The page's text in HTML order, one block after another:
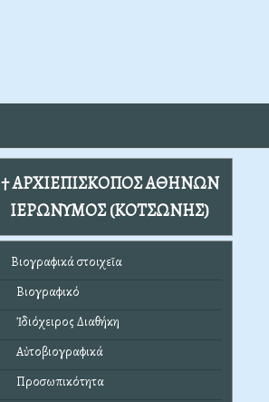
† ΑΡΧΙΕΠΙΣΚΟΠΟΣ ΑΘΗΝΩΝ
ΙΕΡΩΝΥΜΟΣ (ΚΟΤΣΩΝΗΣ)
Βιογραφικά στοιχεῖα
Βιογραφικό
Ἰδιόχειρος Διαθήκη
Αὐτοβιογραφικά
Προσωπικότητα